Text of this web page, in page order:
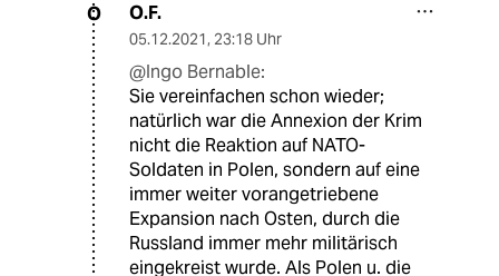
O O.F.
05.12.2021, 23:18 Uhr
@Ingo Bernable:
Sie vereinfachen schon wieder;
natürlich war die Annexion der Krim
nicht die Reaktion auf NATO-
Soldaten in Polen, sondern auf eine
immer weiter vorangetriebene
Expansion nach Osten, durch die
Russland immer mehr militärisch
eingekreist wurde. Als Polen u. die